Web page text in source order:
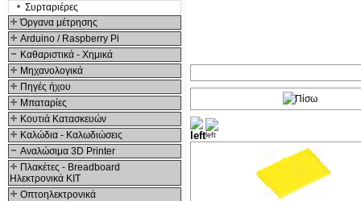
Συρταριέρες
Όργανα μέτρησης
Arduino / Raspberry Pi
Καθαριστικά - Χημικά
Μηχανολογικά
Πηγές ήχου
Μπαταρίες
Κουτιά Κατασκευών
Καλώδια - Καλωδιώσεις
Αναλώσιμα 3D Printer
Πλακέτες - Breadboard
Ηλεκτρονικά ΚΙΤ
Οπτοηλεκτρονικά